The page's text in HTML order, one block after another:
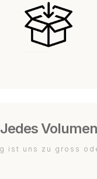
Jedes Volumen
ist uns zu gross